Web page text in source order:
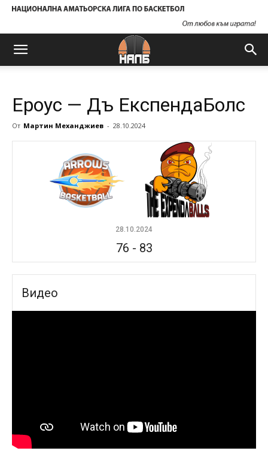
Ероус — Дъ ЕкспендаБолс
От Мартин Механджиев - 28.10.2024
28.10.2024
76 - 83
Видео